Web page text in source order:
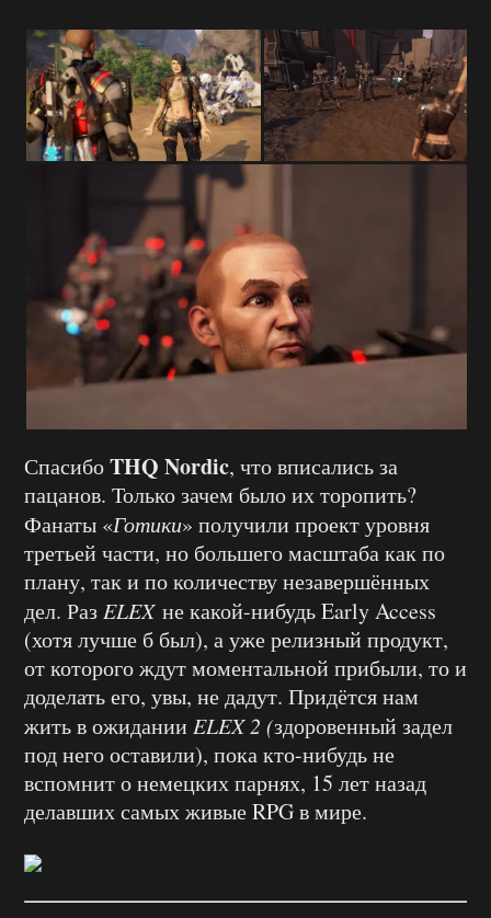
СпасибоTHQ Nordic, что вписались за
пацанов. Только зачем было их торопить?
Фанаты «Готики» получили проект уровня
третьей части, но большего масштаба как по
плану, так и по количеству незавершённых
дел. Раз ELEXне какой-нибудь Early Access
(хотя лучше б был), а уже релизный продукт,
от которого ждут моментальной прибыли, то и
доделать его, увы, не дадут. Придётся нам
жить в ожидании ELEX 2 (здоровенный задел
под него оставили), пока кто-нибудь не
вспомнит о немецких парнях, 15 лет назад
делавших самых живые RPG в мире.